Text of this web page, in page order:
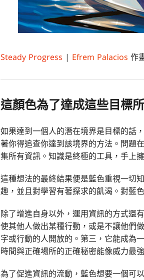
Steady Progress | Efrem Palacios 作
這顏色為了達成這些目標
如果達到一個人的潛在境界是目標的話
著你得追查你達到該境界的方法。問題
集所有資訊。知識是終極的工具，手上
這種想法的最終結果便是藍色重視一切
趣，並且對學習有著探求的飢渴。對藍
除了增進自身以外，運用資訊的方式還
使其他人做出某種行動，或是不讓他們
字或行動的人開放的。第三，它能成為
時間與正確場所的正確秘密能像威力最
為了促進資訊的流動，藍色想要一個可